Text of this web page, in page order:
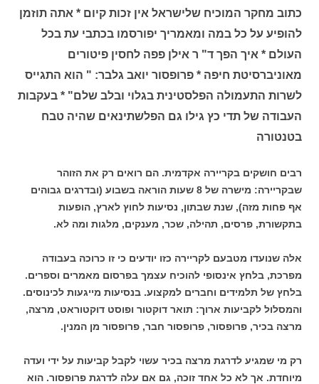
כתוב מחקר המוכיח שלישראל אין זכות קיום * אתה תוזמן
להופיע על כל במה ומאמריך יפורסמו בכתבי עת בכל
העולם * איך הפך ד" ר אילן פפה לחסין פיטורים
מאוניברסיטת חיפה * פרופסור יואב גלבר: " הוא התגייס
לשרות התעמולה הפלסטינית בגלוי ובלב שלם" * בעקבות
העבודה של תדי כץ גילו גם הפלשתינאים שהיה טבח
בטנטורה
רבים חושקים בקריירה אקדמית. הם רואים רק את הזוהר
שבקריירה: מישרה של 8 שעות הוראה בשבוע (ובדרגים גבוהים
אף פחות מזה), שנת שבתון, נסיעות לחוץ לארץ, הופעות
בתקשורת, פרסים, תהילה, שכר, מענקים, מלגות ומה לא.
אלה שנועדו מטבעם לקריירה כזו יודעים כי זו כרוכה בעבודה
מפרכת, בלחץ אינסופי להוכיח עצמך בפרסום מאמרים וספרים.
בלחץ של תלמידים וחברים למקצוע. בנסיעות מייגעות לכינוסים.
והמסלול לקביעות ארוך: תואר דוקטור ופוסט דוקטוראט, מרצה,
מרצה בכיר, פרופסור, פרופסור חבר, פרופסור מן המנין.
רק מי שמגיע לדרגת מרצה בכיר עשוי לקבל קביעות על ידי ועדה
מיוחדת. אך לא כל אחד זוכה, גם אם עלה לדרגת פרופסור. הוא